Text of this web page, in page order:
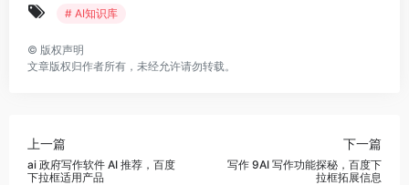
# AI知识库
© 版权声明
文章版权归作者所有，未经允许请勿转载。
上一篇
ai 政府写作软件 AI 推荐，百度
下拉框适用产品
下一篇
写作 9AI 写作功能探秘，百度下
拉框拓展信息